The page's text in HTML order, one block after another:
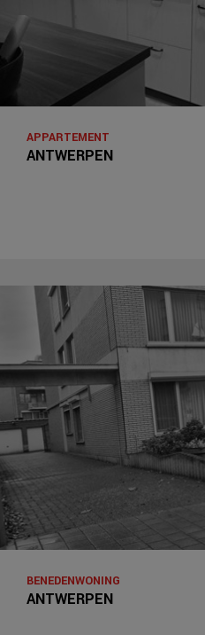
ANTWERPEN
APPARTEMENT
ANTWERPEN
BENEDENWONING